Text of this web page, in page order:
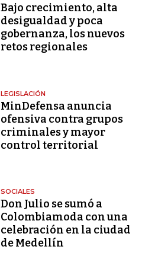
Bajo crecimiento, alta
desigualdad y poca
gobernanza, los nuevos
retos regionales
LEGISLACIÓN
MinDefensa anuncia
ofensiva contra grupos
criminales y mayor
control territorial
SOCIALES
Don Julio se sumó a
Colombiamoda con una
celebración en la ciudad
de Medellín